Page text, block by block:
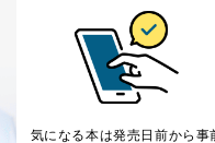
B.開示等の対応に際
以上での本人確認を
商品を購入された
号、顧客番号、メー
気になる本は発売日前から事